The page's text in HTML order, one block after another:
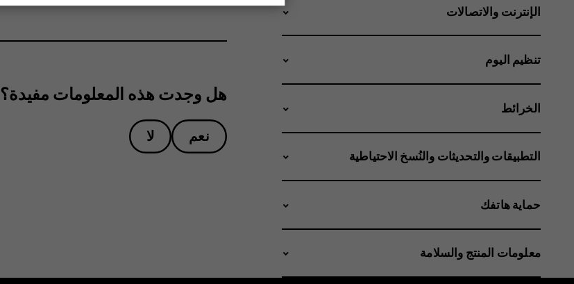
هل وجدت هذه المعلومات مفيدة؟
نعم لا
الإنترنت والاتصالات
تنظيم اليوم
الخرائط
التطبيقات والتحديثات والنُسخ الاحتياطية
حماية هاتفك
معلومات المنتج والسلامة